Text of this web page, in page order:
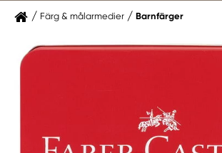
Färg & målarmedier Barnfärger